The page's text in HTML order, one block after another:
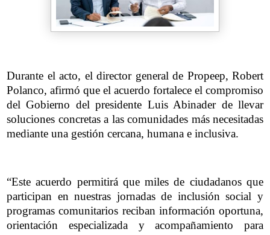
Durante el acto, el director general de Propeep, Robert
Polanco, afirmó que el acuerdo fortalece el compromiso
del Gobierno del presidente Luis Abinader de llevar
soluciones concretas a las comunidades más necesitadas
mediante una gestión cercana, humana e inclusiva.
“Este acuerdo permitirá que miles de ciudadanos que
participan en nuestras jornadas de inclusión social y
programas comunitarios reciban información oportuna,
orientación especializada y acompañamiento para